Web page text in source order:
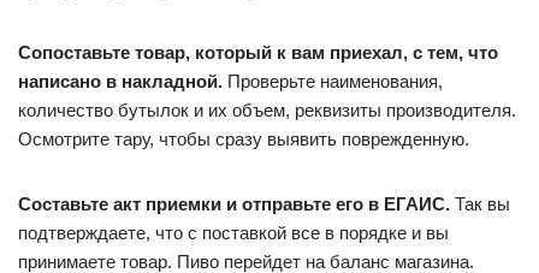
Сопоставьте товар, который к вам приехал, с тем, что
написано в накладной. Проверьте наименования,
количество бутылок и их объем, реквизиты производителя.
Осмотрите тару, чтобы сразу выявить поврежденную.
Составьте акт приемки и отправьте его в ЕГАИС. Так вы
подтверждаете, что с поставкой все в порядке и вы
принимаете товар. Пиво перейдет на баланс магазина.